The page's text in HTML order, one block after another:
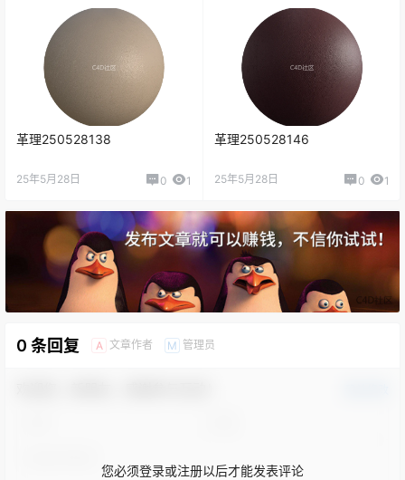
革理250528138
25年5月28日 0 1
革理250528146
25年5月28日 0 1
0 条回复 A 文章作者 M 管理员
您必须登录或注册以后才能发表评论